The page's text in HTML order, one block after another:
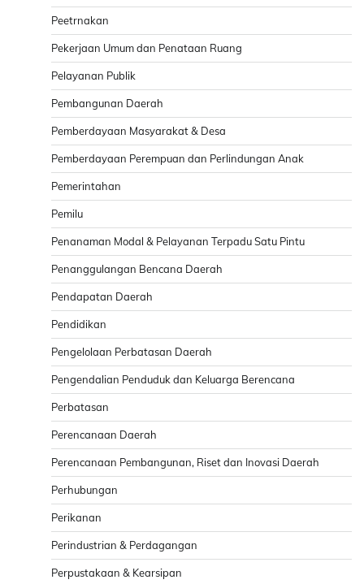
Peetrnakan
Pekerjaan Umum dan Penataan Ruang
Pelayanan Publik
Pembangunan Daerah
Pemberdayaan Masyarakat & Desa
Pemberdayaan Perempuan dan Perlindungan Anak
Pemerintahan
Pemilu
Penanaman Modal & Pelayanan Terpadu Satu Pintu
Penanggulangan Bencana Daerah
Pendapatan Daerah
Pendidikan
Pengelolaan Perbatasan Daerah
Pengendalian Penduduk dan Keluarga Berencana
Perbatasan
Perencanaan Daerah
Perencanaan Pembangunan, Riset dan Inovasi Daerah
Perhubungan
Perikanan
Perindustrian & Perdagangan
Perpustakaan & Kearsipan